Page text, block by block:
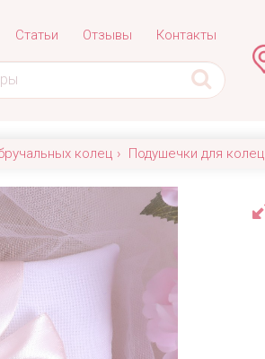
Статьи Отзывы Контакты
колец Подушечки для колец